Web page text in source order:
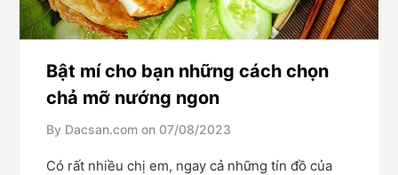
Bật mí cho bạn những cách chọn
chả mỡ nướng ngon
By Dacsan.com on 07/08/2023
Có rất nhiều chị em, ngay cả những tín đồ của